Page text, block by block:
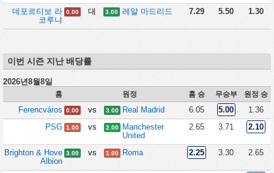
데포르티보 라
코루냐
0.00 대 3.00 레알 마드리드 7.29 5.50 1.30
이번 시즌 지난 배당률
2026년8월8일
홈 원정 홈 승 무승부 원정 승
Ferencváros 0.00 vs 3.00 Real Madrid 6.05 5.00
1.36
PSG 1.00 vs 2.00
Manchester
United
2.65 3.71 2.10
Brighton & Hove
Albion
3.00 vs 1.00 Roma 2.25 3.30 2.65